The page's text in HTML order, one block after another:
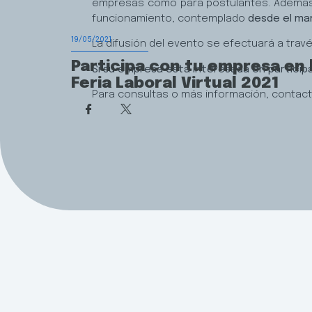
19/05/2021
Participa con tu empresa en
Feria Laboral Virtual 2021
empresas como para postulantes.
funcionamiento, contemplado desde el
La difusión del evento se efectuará a
Si su empresa está interesada en
Para consultas o más información,